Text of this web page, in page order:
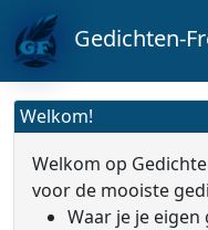
Gedichten-
Welkom!
Welkom op
voor de mooiste
Waar je je